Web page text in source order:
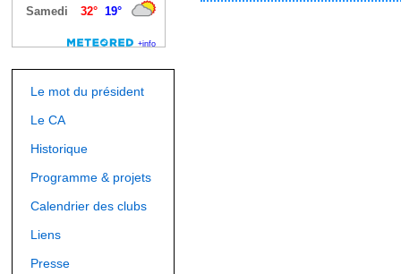
Le mot du président
Le CA
Historique
Programme & projets
Calendrier des clubs
Liens
Presse